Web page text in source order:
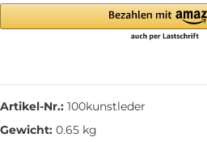
Artikel-Nr.: 100kunstleder
Gewicht: 0.65 kg